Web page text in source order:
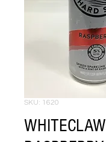
SKU: 1620
WHITECLAW